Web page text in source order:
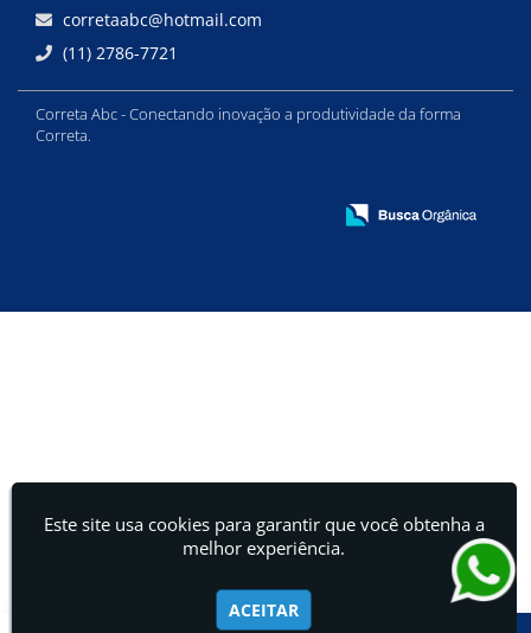
corretaabc@hotmail.com
(11) 2786-7721
Correta Abc - Conectando inovação a produtividade da forma
Correta.
Este site usa cookies para garantir que você obtenha a
melhor experiência.
ACEITAR